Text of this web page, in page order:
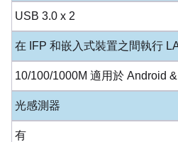
USB 3.0 x 2
在 IFP 和嵌入式裝置之間執行
10/100/1000M 適用於 Android
光感測器
有